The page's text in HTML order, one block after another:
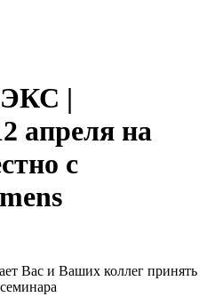
|
апреля на
с
Вас и Ваших коллег принять